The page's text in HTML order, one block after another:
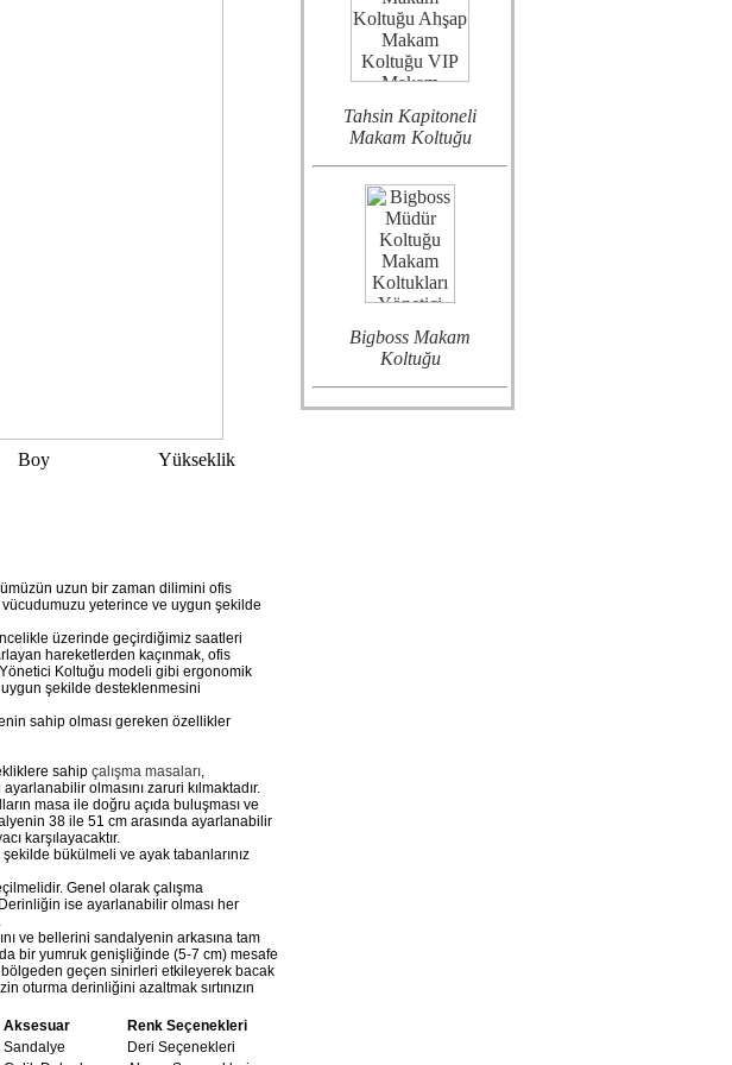
Makam Koltuğu
Koltuğu
Boy
Yükseklik
uzun bir zaman dilimini ofis
yeterince ve uygun şekilde
üzerinde geçirdiğimiz saatleri
hareketlerden kaçınmak, ofis
Koltuğu modeli gibi ergonomik
şekilde desteklenmesini
sahip olması gereken özellikler
sahip çalışma masaları,
olmasını zaruri kılmaktadır.
masa ile doğru açıda buluşması ve
38 ile 51 cm arasında ayarlanabilir
karşılayacaktır.
bükülmeli ve ayak tabanlarınız
Genel olarak çalışma
ise ayarlanabilir olması her
ve bellerini sandalyenin arkasına tam
bir yumruk genişliğinde (5-7 cm) mesafe
bölgeden geçen sinirleri etkileyerek bacak
oturma derinliğini azaltmak sırtınızın
Aksesuar
Renk Seçenekleri
Sandalye
Deri Seçenekleri